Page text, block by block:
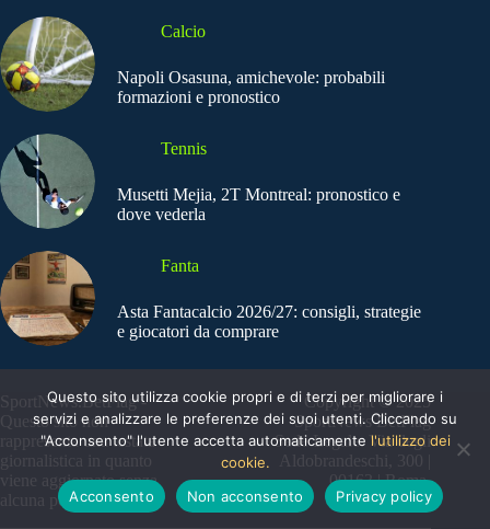
Calcio
Napoli Osasuna, amichevole: probabili
formazioni e pronostico
Tennis
Musetti Mejia, 2T Montreal: pronostico e
dove vederla
Fanta
Asta Fantacalcio 2026/27: consigli, strategie
e giocatori da comprare
SportNews.BetFlag -
Questo sito non
rappresenta una testata
giornalistica in quanto
viene aggiornato senza
alcuna periodicità
Copyright © 2025
SportNews BetFlag
Sede Legale: Via degli
Aldobrandeschi, 300 |
00163 | Roma
Questo sito utilizza cookie propri e di terzi per migliorare i
servizi e analizzare le preferenze dei suoi utenti. Cliccando su
"Acconsento" l'utente accetta automaticamente l'utilizzo dei
cookie.
Acconsento
Non acconsento Privacy policy